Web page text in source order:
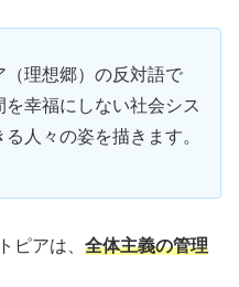
（理想郷）の反対語で
幸福にしない社会シス
人々の姿を描きます。
ピアは、 全体主義の管理